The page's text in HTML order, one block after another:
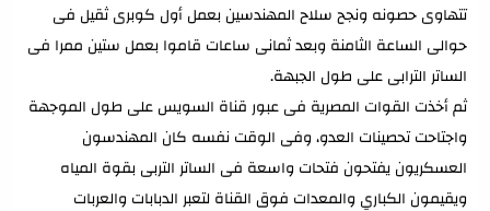
تتهاوى حصونه ونجح سلاح المهندسين بعمل أول كوبرى ثقيل فى
حوالى الساعة الثامنة وبعد ثمانى ساعات قاموا بعمل ستين ممرا فى
الساتر الترابى على طول الجبهة.
ثم أخذت القوات المصرية فى عبور قناة السويس على طول الموجهة
واجتاحت تحصينات العدو، وفى الوقت نفسه كان المهندسون
العسكريون يفتحون فتحات واسعة فى الساتر التربى بقوة المياه
ويقيمون الكباري والمعدات فوق القناة لتعبر الدبابات والعربات